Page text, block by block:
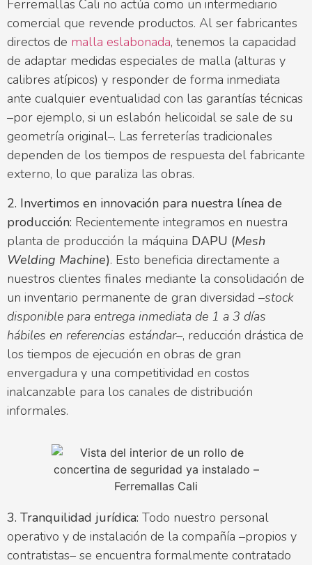
Ferremallas Cali no actúa como un intermediario
comercial que revende productos. Al ser fabricantes
directos de malla eslabonada, tenemos la capacidad
de adaptar medidas especiales de malla (alturas y
calibres atípicos) y responder de forma inmediata
ante cualquier eventualidad con las garantías técnicas
–por ejemplo, si un eslabón helicoidal se sale de su
geometría original–. Las ferreterías tradicionales
dependen de los tiempos de respuesta del fabricante
externo, lo que paraliza las obras.
2. Invertimos en innovación para nuestra línea de
producción: Recientemente integramos en nuestra
planta de producción la máquina DAPU (Mesh
Welding Machine). Esto beneficia directamente a
nuestros clientes finales mediante la consolidación de
un inventario permanente de gran diversidad –stock
disponible para entrega inmediata de 1 a 3 días
hábiles en referencias estándar–, reducción drástica de
los tiempos de ejecución en obras de gran
envergadura y una competitividad en costos
inalcanzable para los canales de distribución
informales.
3. Tranquilidad jurídica: Todo nuestro personal
operativo y de instalación de la compañía –propios y
contratistas– se encuentra formalmente contratado